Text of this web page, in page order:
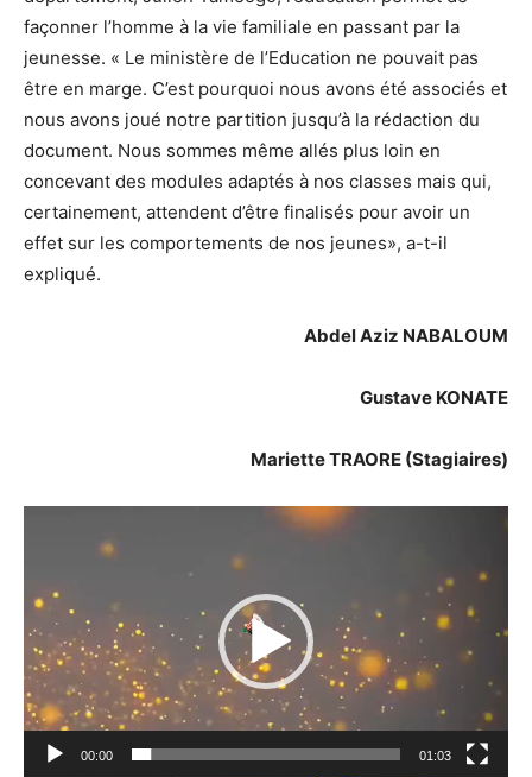
façonner l’homme à la vie familiale en passant par la
jeunesse. « Le ministère de l’Education ne pouvait pas
être en marge. C’est pourquoi nous avons été associés et
nous avons joué notre partition jusqu’à la rédaction du
document. Nous sommes même allés plus loin en
concevant des modules adaptés à nos classes mais qui,
certainement, attendent d’être finalisés pour avoir un
effet sur les comportements de nos jeunes», a-t-il
expliqué.
Abdel Aziz NABALOUM
Gustave KONATE
Mariette TRAORE (Stagiaires)
Lecteur
00:00 01:03